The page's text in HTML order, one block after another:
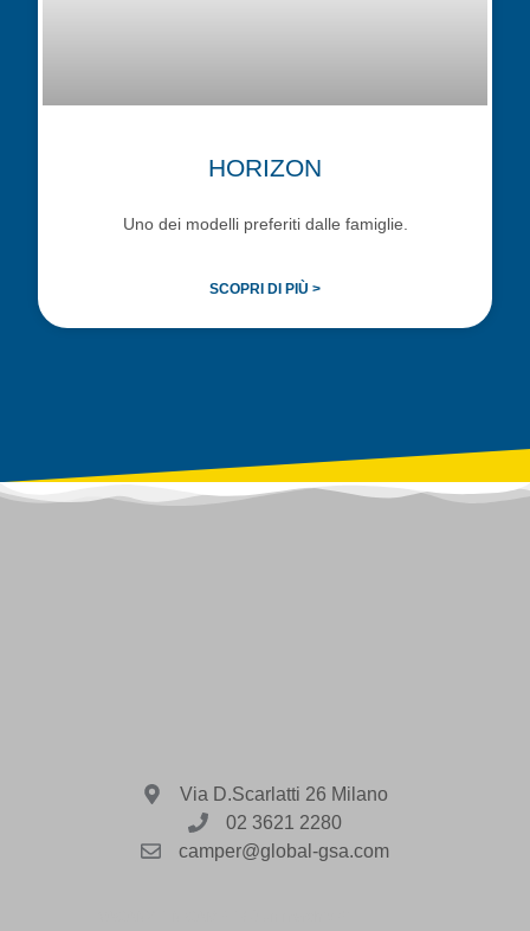
HORIZON
Uno dei modelli preferiti dalle famiglie.
SCOPRI DI PIÙ >
Via D.Scarlatti 26 Milano
02 3621 2280
camper@global-gsa.com